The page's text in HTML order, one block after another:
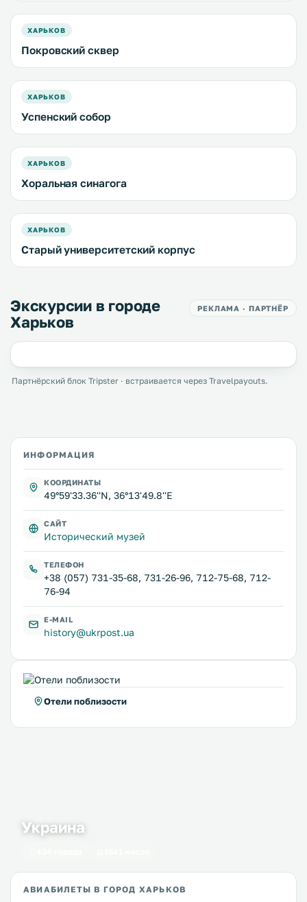
ХАРЬКОВ
Покровский сквер
ХАРЬКОВ
Успенский собор
ХАРЬКОВ
Хоральная синагога
ХАРЬКОВ
Старый университетский корпус
Экскурсии в городе
Харьков
РЕКЛАМА · ПАРТНЁР
Партнёрский блок Tripster · встраивается через Travelpayouts.
ИНФОРМАЦИЯ
КООРДИНАТЫ
49°59'33.36''N, 36°13'49.8''E
САЙТ
Исторический музей
ТЕЛЕФОН
+38 (057) 731-35-68, 731-26-96, 712-75-68, 712-
76-94
E-MAIL
history@ukrpost.ua
Отели поблизости
Украина
АВИАБИЛЕТЫ В ГОРОД ХАРЬКОВ